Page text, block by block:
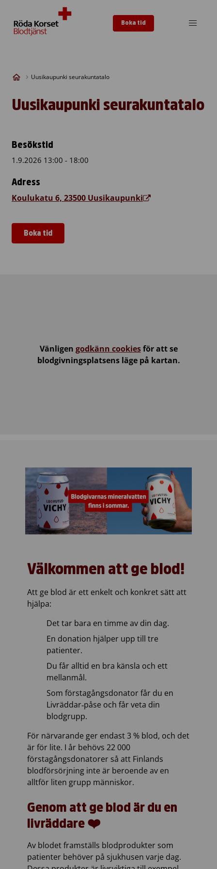
Boka tid
Uusikaupunki seurakuntatalo
Uusikaupunki seurakuntatalo
Vänligen godkänn cookiesför att se
blodgivningsplatsens läge på kartan.
Besökstid
1.9.2026 13:00 - 18:00
Adress
Koulukatu 6, 23500 Uusikaupunki
Boka tid
Uusikaupunki seurakuntatalo
Välkommen att ge blod!
Att ge blod är ett enkelt och konkret sätt att
hjälpa:
Det tar bara en timme av din dag.
En donation hjälper upp till tre
patienter.
Du får alltid en bra känsla och ett
mellanmål.
Som förstagångsdonator får du en
Livräddar‑påse och får veta din
blodgrupp.
För närvarande ger endast 3 % blod, och det
är för lite. I år behövs 22 000
förstagångsdonatorer så att Finlands
blodförsörjning inte är beroende av en
alltför liten grupp människor.
Genom att ge blod är du en
livräddare ❤️
Av blodet framställs blodprodukter som
patienter behöver på sjukhusen varje dag.